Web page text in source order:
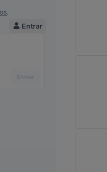
não souber
as